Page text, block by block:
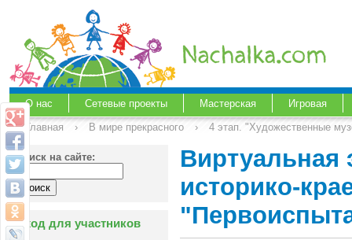
О нас Сетевые проекты Мастерская
Игровая
Главная
› В мире прекрасного › 4 этап. "Художественные
Поиск на сайте:
Вход для участников
Виртуальная
историко-